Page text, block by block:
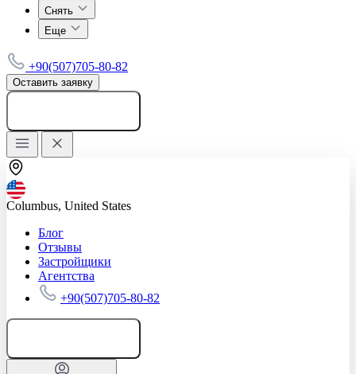
Снять
Еще
+90(507)705-80-82
Оставить заявку
Columbus, United States
Блог
Отзывы
Застройщики
Агентства
+90(507)705-80-82